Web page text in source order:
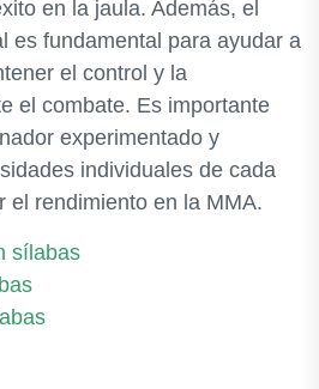
en la jaula. Además, el
es fundamental para ayudar a
el control y la
el combate. Es importante
experimentado y
individuales de cada
el rendimiento en la MMA.
sílabas